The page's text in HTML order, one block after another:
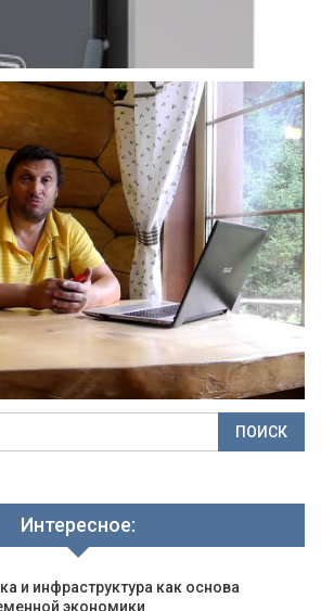
Интересное:
и инфраструктура как основа
экономики